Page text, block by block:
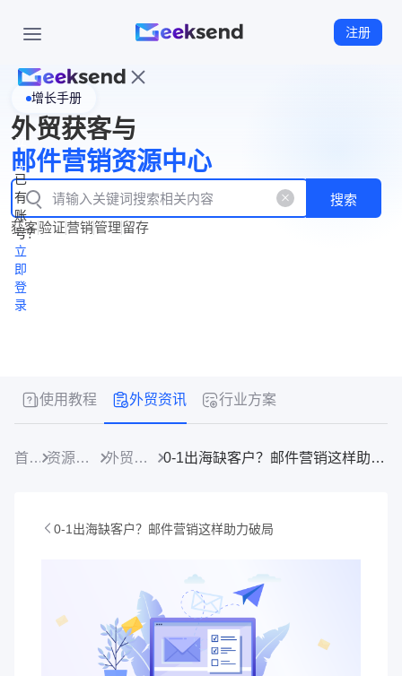
注册
页
WhatsApp
企业号
New
产
品
功
能
产
品
价
格
资
源
中
心
立
即
注
册
已
有
账
号？
立
即
登
录
增长手册
外贸获客与
邮件营销资源中心
搜索
获客验证营销管理留存
使用教程 外贸资讯 行业方案
首页 资源中心 外贸资讯 0-1出海缺客户？邮件营销这样助力破局
0-1出海缺客户？邮件营销这样助力破局